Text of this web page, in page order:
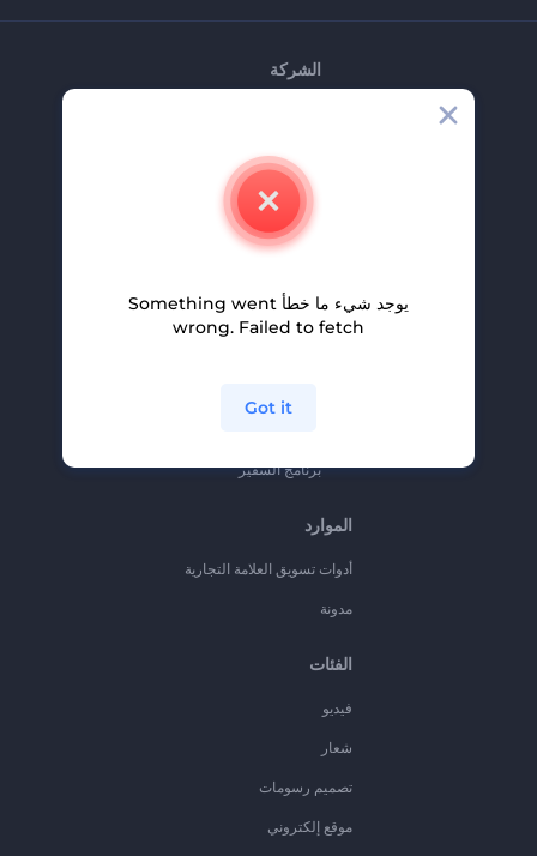
الشركة
اتصل بنا
وظائف
المساعدة والدعم
سياسة الخصوصية
برنامج السفير
الموارد
أدوات تسويق العلامة التجارية
مدونة
الفئات
فيديو
شعار
تصميم رسومات
موقع إلكتروني
يوجد شيء ما خطأ Something went
wrong. Failed to fetch
Got it